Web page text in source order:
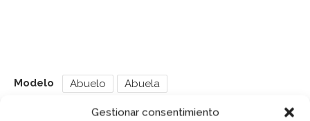
Gestionar consentimiento
Modelo Abuelo Abuela